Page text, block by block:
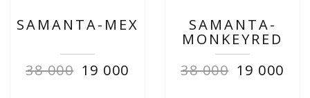
SAMANTA-MEX
38 000 19 000
SAMANTA-
MONKEYRED
38 000 19 000